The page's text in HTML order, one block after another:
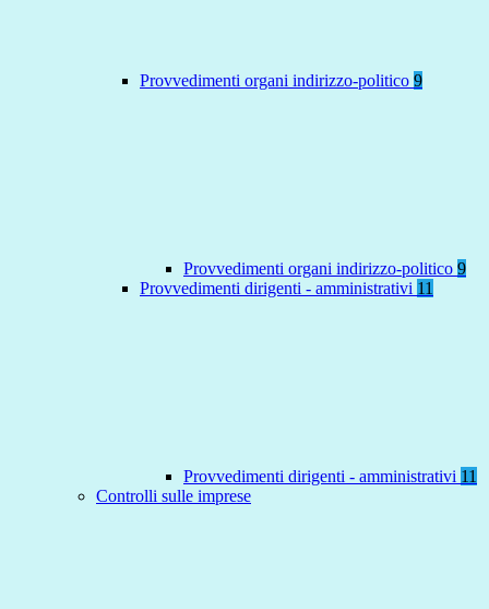
Provvedimenti organi indirizzo-politico 9
Provvedimenti organi indirizzo-politico 9
Provvedimenti dirigenti - amministrativi 11
Provvedimenti dirigenti - amministrativi 11
Controlli sulle imprese